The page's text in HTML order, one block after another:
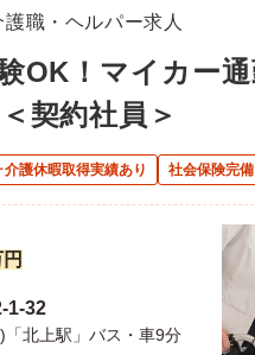
職・ヘルパー求人
OK！マイカー
契約社員＞
介護休暇取得実績あり 社会保険完備
1-32
「北上駅」バス・車9分